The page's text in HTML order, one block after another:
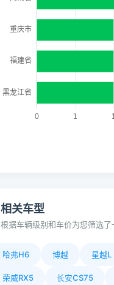
相关车型
根据车辆级别和车价为您筛选
哈弗H6 博越 星越L
荣威RX5 长安CS75